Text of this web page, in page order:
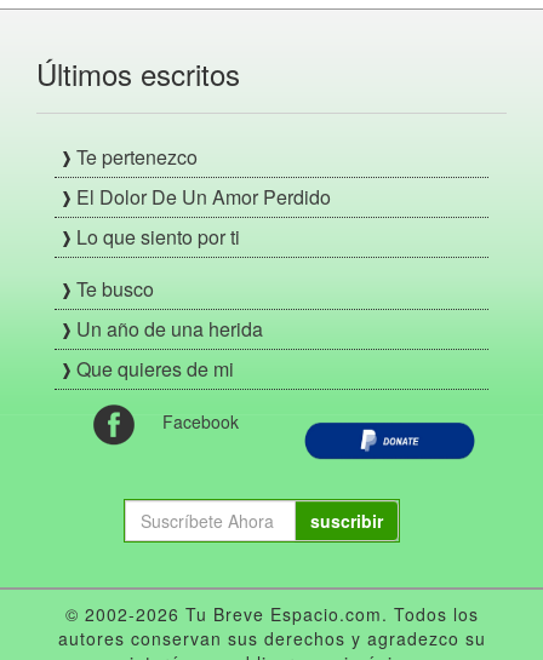
Últimos escritos
Te pertenezco
El Dolor De Un Amor Perdido
Lo que siento por ti
Te busco
Un año de una herida
Que quieres de mi
Facebook
suscribir
© 2002-2026 Tu Breve Espacio.com. Todos los
autores conservan sus derechos y agradezco su